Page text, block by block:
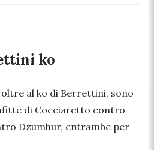
ko
al ko di Berrettini, sono
di Cocciaretto contro
Dzumhur, entrambe per